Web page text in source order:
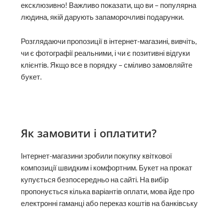
ексклюзивно! Важливо показати, що ви – популярна
людина, якій дарують запаморочливі подарунки.
Розглядаючи пропозиції в інтернет-магазині, вивчіть,
чи є фотографії реальними, і чи є позитивні відгуки
клієнтів. Якщо все в порядку – сміливо замовляйте
букет.
Як замовити і оплатити?
Інтернет-магазини зробили покупку квіткової
композиції швидким і комфортним. Букет на прокат
купується безпосередньо на сайті. На вибір
пропонується кілька варіантів оплати, мова йде про
електронні гаманці або переказ коштів на банківську